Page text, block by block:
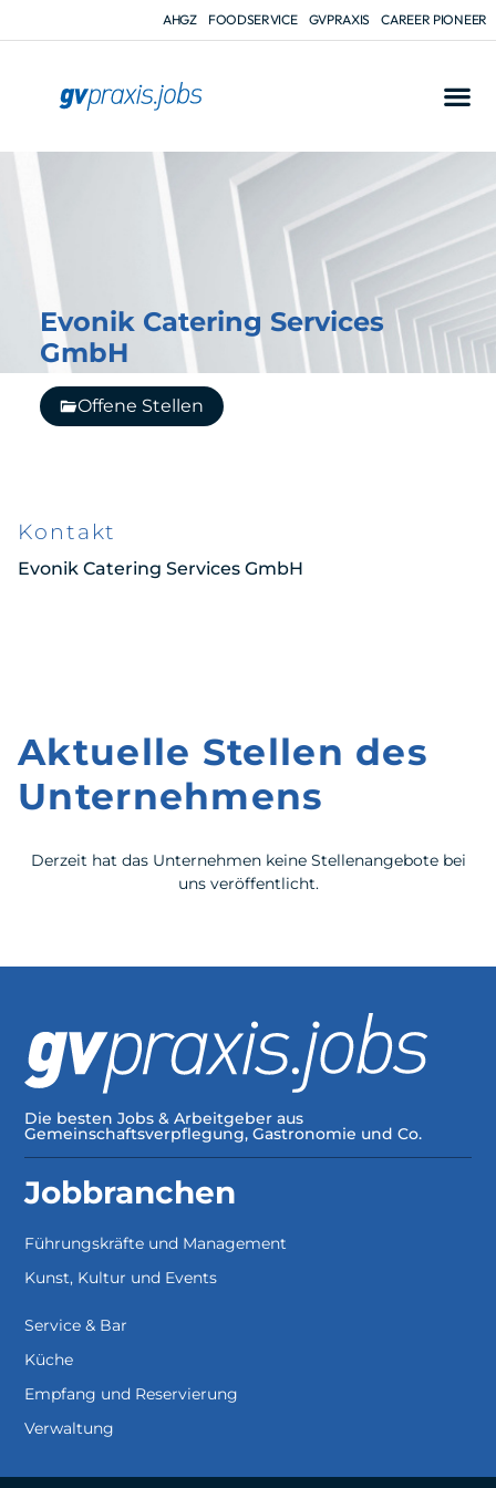
AHGZ FOODSERVICE GVPRAXIS CAREER PIONEER
Evonik Catering Services
GmbH
Offene Stellen
Kontakt
Evonik Catering Services GmbH
Aktuelle Stellen des
Unternehmens
Derzeit hat das Unternehmen keine Stellenangebote bei
uns veröffentlicht.
Die besten Jobs & Arbeitgeber aus
Gemeinschaftsverpflegung, Gastronomie und Co.
Jobbranchen
Führungskräfte und Management
Kunst, Kultur und Events
Service & Bar
Küche
Empfang und Reservierung
Verwaltung